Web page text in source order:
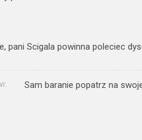
pani Scigala powinna poleciec
Sam baranie popatrz na